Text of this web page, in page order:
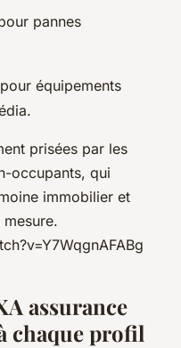
pannes
équipements
prisées par les
occupants, qui
immobilier et
assurance
chaque profil